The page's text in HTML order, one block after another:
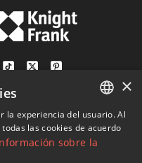
4
3
ENGLISH
SPANISH
×
la experiencia del usuario. Al
las cookies de acuerdo
sobre la